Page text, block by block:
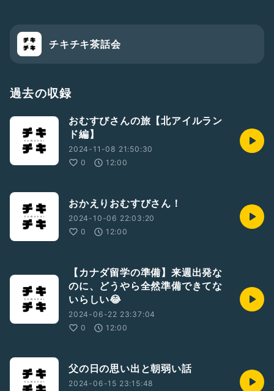
チキチキ茶話会
過去の収録
おむすびさんの旅【北アイルラン
ド編】
2024-11-08 21:50:30
0
12:00
おかえりおむすびさん！
2024-10-06 22:03:20
0
12:00
【カナダ留学の準備】来週出発な
のに、どうやら全然準備できてな
いらしい😂
2024-06-22 23:37:04
0
12:00
父の日の思い出と朝弱い話
2024-06-15 23:15:48